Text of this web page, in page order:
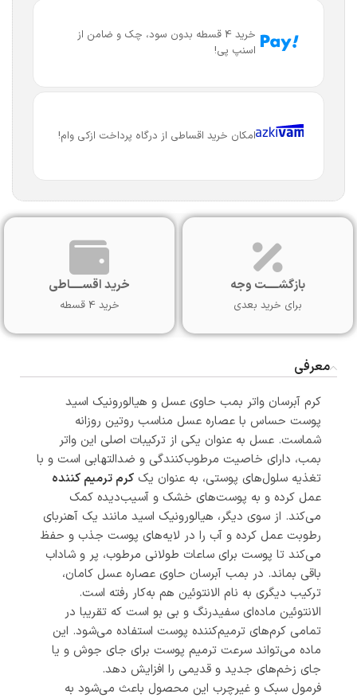
خرید 4 قسطه بدون سود، چک و ضامن از
اسنپ پی!
امکان خرید اقساطی از درگاه پرداخت ازکی وام!
بازگشـــــت وجه
برای خرید بعدی
خرید اقســـــاطی
خرید 4 قسطه
معرفی
کرم آبرسان واتر بمب حاوی عسل و هیالورونیک اسید
پوست حساس با عصاره عسل مناسب روتین روزانه
شماست. عسل به عنوان یکی از ترکیبات اصلی این واتر
بمب، دارای خاصیت مرطوب‌کنندگی و ضدالتهابی است و با
تغذیه سلول‌های پوستی، به عنوان یک کرم ترمیم کننده
عمل کرده و به پوست‌های خشک و آسیب‌دیده کمک
می‌کند. از سوی دیگر، هیالورونیک اسید مانند یک آهنربای
رطوبت عمل کرده و آب را در لایه‌های پوست جذب و حفظ
می‌کند تا پوست برای ساعات طولانی مرطوب، پر و شاداب
باقی بماند. در بمب آبرسان حاوی عصاره عسل کامان،
ترکیب دیگری به نام الانتوئین هم به‌کار رفته است.
الانتوئین ماده‌ای سفیدرنگ و بی بو است که تقریبا در
تمامی کرم‌های ترمیم‌کننده پوست استفاده می‌شود. این
ماده می‌تواند سرعت ترمیم پوست برای جای جوش و یا
جای زخم‌های جدید و قدیمی را افزایش دهد.
فرمول سبک و غیرچرب این محصول باعث می‌شود به